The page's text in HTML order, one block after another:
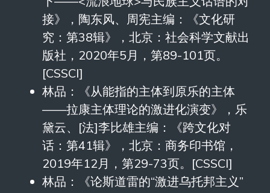
接》，陶东风、周宪主编：《文化研
究：第38辑》，北京：社会科学文献出
版社，2020年5月，第89-101页。
[CSSCI]
林品：《从能指的主体到原乐的主体
——拉康主体理论的激进化演变》，乐
黛云、[法]李比雄主编：《跨文化对
话：第41辑》，北京：商务印书馆，
2019年12月，第29-73页。[CSSCI]
林品：《论斯道雷的“激进乌托邦主义”